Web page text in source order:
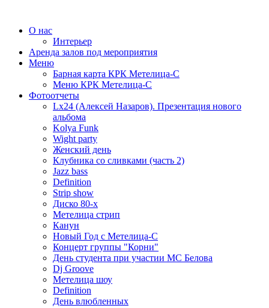
О нас
Интерьер
Аренда залов под мероприятия
Меню
Барная карта КРК Метелица-С
Меню КРК Метелица-С
Фотоотчеты
Lx24 (Алексей Назаров). Презентация нового
альбома
Kolya Funk
Wight party
Женский день
Клубника со сливками (часть 2)
Jazz bass
Definition
Strip show
Диско 80-х
Метелица стрип
Канун
Новый Год с Метелица-С
Концерт группы "Корни"
День студента при участии МС Белова
Dj Groove
Метелица шоу
Definition
День влюбленных